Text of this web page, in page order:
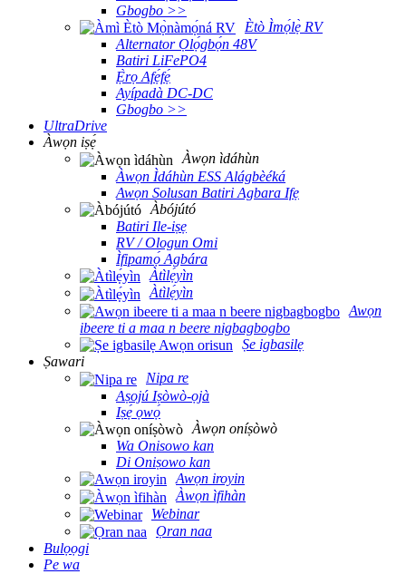
Gbogbo >>
Ètò Ìmọ́lẹ̀ RV
Alternator Ọlọ́gbọ́n 48V
Batiri LiFePO4
Ẹ̀rọ Afẹ́fẹ́
Ayípadà DC-DC
Gbogbo >>
UltraDrive
Àwọn iṣẹ́
Àwọn ìdáhùn
Àwọn Ìdáhùn ESS Alágbèéká
Awọn Solusan Batiri Agbara Ifẹ
Àbójútó
Batiri Ile-iṣẹ
RV / Ologun Omi
Ìfipamọ́ Agbára
Àtìlẹ́yìn
Àtìlẹ́yìn
Awọn
ibeere ti a maa n beere nigbagbogbo
Ṣe igbasilẹ
Ṣawari
Nipa re
Aṣojú Iṣòwò-ọjà
Iṣẹ́ ọwọ́
Àwọn oníṣòwò
Wa Onisowo kan
Di Oniṣowo kan
Awọn iroyin
Àwọn ìfihàn
Webinar
Ọran naa
Bulọọgi
Pe wa